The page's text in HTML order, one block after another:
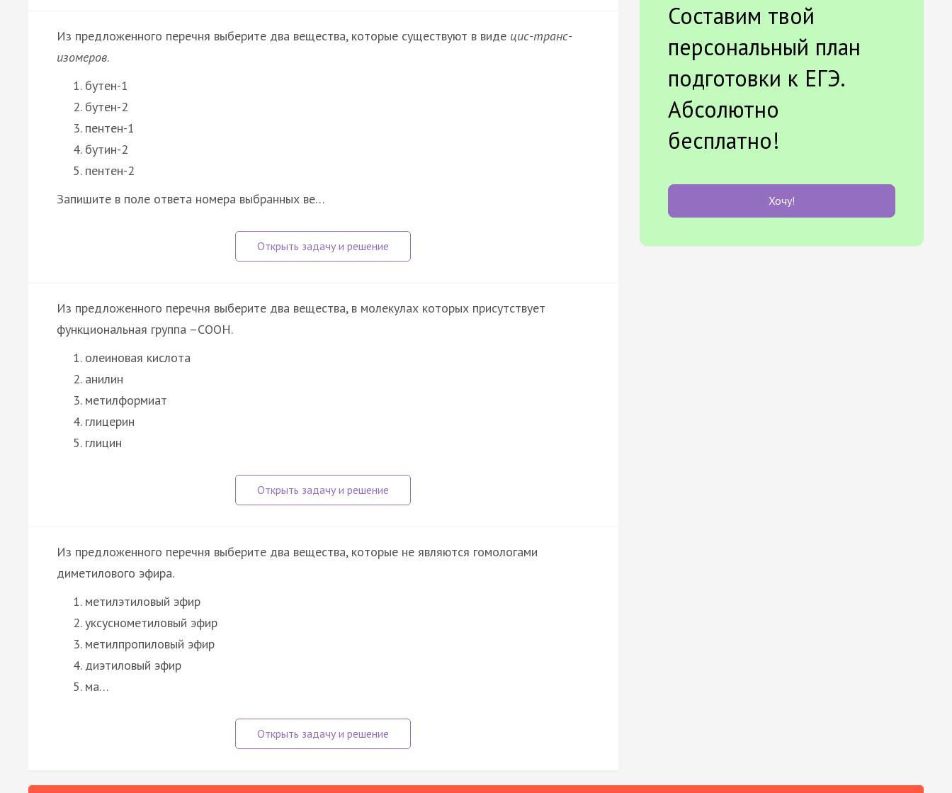
Из предложенного перечня выберите два вещества, которые существуют в виде цис-транс-
изомеров.
бутен-1
бутен-2
пентен-1
бутин-2
пентен-2
Запишите в поле ответа номера выбранных ве…
Из предложенного перечня выберите два вещества, в молекулах которых присутствует
функциональная группа –СООН.
олеиновая кислота
анилин
метилформиат
глицерин
глицин
Из предложенного перечня выберите два вещества, которые не являются гомологами
диметилового эфира.
метилэтиловый эфир
уксуснометиловый эфир
метилпропиловый эфир
диэтиловый эфир
ма…
Составим твой
персональный план
подготовки к ЕГЭ.
Абсолютно
бесплатно!
Хочу!